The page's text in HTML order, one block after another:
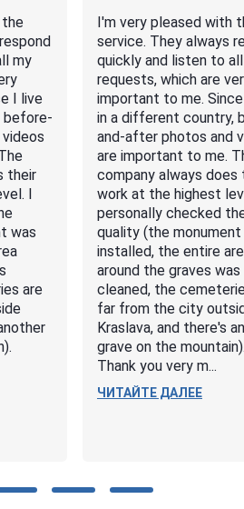
the
my
I live
before-
their
I
was
are
I'm very pleased with
service. They always
quickly and listen to
requests, which are
important to me.
in a different country,
and-after photos and
are important to me.
company always does
work at the highest
personally checked
quality (the monument
installed, the entire
around the graves was
cleaned, the
far from the city
Kraslava, and there's
grave on the
Thank you very m...
ЧИТАЙТЕ ДАЛЕЕ